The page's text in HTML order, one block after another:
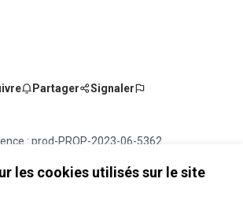
les cookies utilisés sur le site
Partager Signaler
: prod-PROP-2023-06-5362
l'empreinte numérique